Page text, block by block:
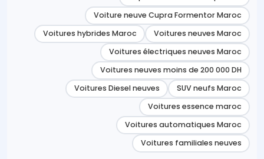
Voiture neuve Cupra Formentor Maroc
Voitures neuves Maroc
Voitures hybrides Maroc
Voitures électriques neuves Maroc
Voitures neuves moins de 200 000 DH
SUV neufs Maroc
Voitures Diesel neuves
Voitures essence maroc
Voitures automatiques Maroc
Voitures familiales neuves